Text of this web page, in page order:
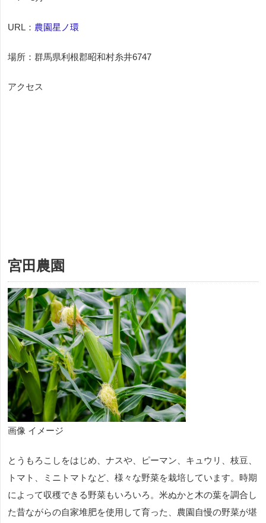
URL： 農園星ノ環
場所：群馬県利根郡昭和村糸井6747
アクセス
宮田農園
画像 イメージ
とうもろこしをはじめ、ナスや、ピーマン、キュウリ、枝豆、
トマト、ミニトマトなど、様々な野菜を栽培しています。時期
によって収穫できる野菜もいろいろ。米ぬかと木の葉を調合し
た昔ながらの自家堆肥を使用して育った、農園自慢の野菜が堪